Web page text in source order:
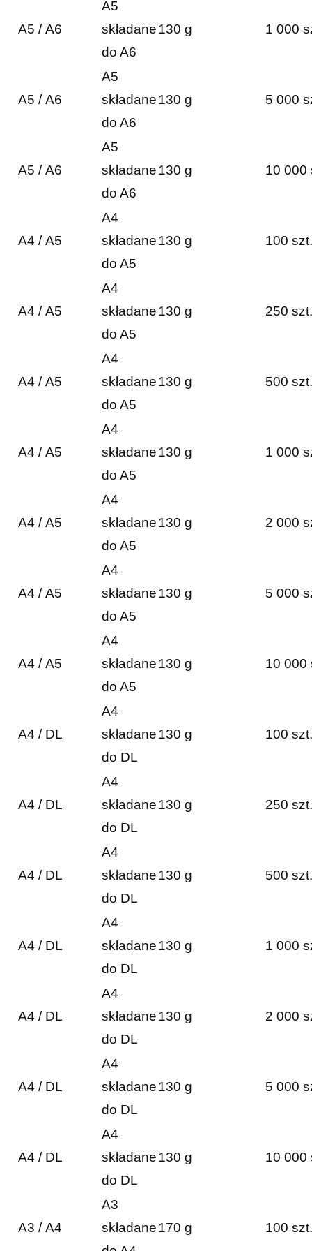
A5 / A6
A5
składane
do A6
130 g 1 000
A5 / A6
A5
składane
do A6
130 g 5 000
A5 / A6
A5
składane
do A6
130 g 10 000
A4 / A5
A4
składane
do A5
130 g 100 szt.
A4 / A5
A4
składane
do A5
130 g 250 szt.
A4 / A5
A4
składane
do A5
130 g 500 szt.
A4 / A5
A4
składane
do A5
130 g 1 000
A4 / A5
A4
składane
do A5
130 g 2 000
A4 / A5
A4
składane
do A5
130 g 5 000
A4 / A5
A4
składane
do A5
130 g 10 000
A4 / DL
A4
składane
do DL
130 g 100 szt.
A4 / DL
A4
składane
do DL
130 g 250 szt.
A4 / DL
A4
składane
do DL
130 g 500 szt.
A4 / DL
A4
składane
do DL
130 g 1 000
A4 / DL
A4
składane
do DL
130 g 2 000
A4 / DL
A4
składane
do DL
130 g 5 000
A4 / DL
A4
składane
do DL
130 g 10 000
A3 / A4
A3
składane170 g 100 szt.